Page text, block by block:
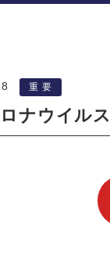
重 要
ナウイル